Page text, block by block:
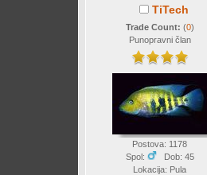
TiTech
Trade Count: (0)
Punopravni član
Postova: 1178
Spol:
Dob: 45
Lokacija: Pula